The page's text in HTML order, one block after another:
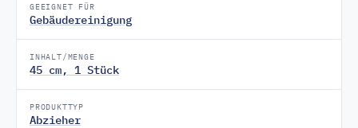
GEEIGNET FÜR
Gebäudereinigung
INHALT/MENGE
45 cm, 1 Stück
PRODUKTTYP
Abzieher